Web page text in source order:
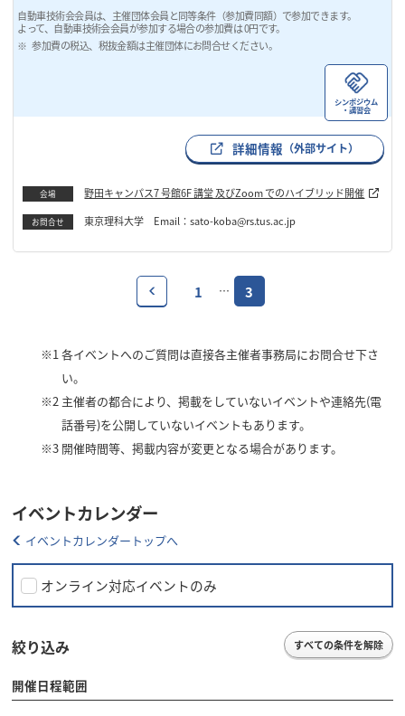
自動車技術会会員は、主催団体会員と同等条件（参加費同額）で参加できます。
よって、自動車技術会会員が参加する場合の参加費は 0円です。
参加費の税込、税抜金額は主催団体にお問合せください。
シンポジウム
・講習会
詳細情報 （外部サイト）
会場 野田キャンパス7 号館6F 講堂 及びZoom でのハイブリッド開催
お問合せ 東京理科大学 Email：sato-koba@rs.tus.ac.jp
1 … 3
※1各イベントへのご質問は直接各主催者事務局にお問合せ下さ
い。
※2 主催者の都合により、掲載をしていないイベントや連絡先(電
話番号)を公開していないイベントもあります。
※3 開催時間等、掲載内容が変更となる場合があります。
イベントカレンダー
イベントカレンダートップへ
オンライン対応イベントのみ
絞り込み すべての条件を解除
開催日程範囲